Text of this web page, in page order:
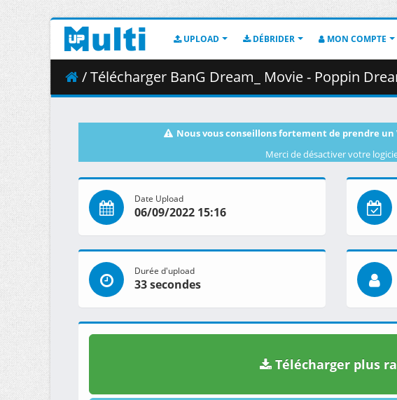
UPLOAD DÉBRIDER MON COMPTE
/ Télécharger BanG Dream_ Movie - Poppin Dream
Nous vous conseillons fortement de prendre
Merci de désactiver votre
Date Upload
06/09/2022 15:16
Durée d'upload
33 secondes
Télécharger plus